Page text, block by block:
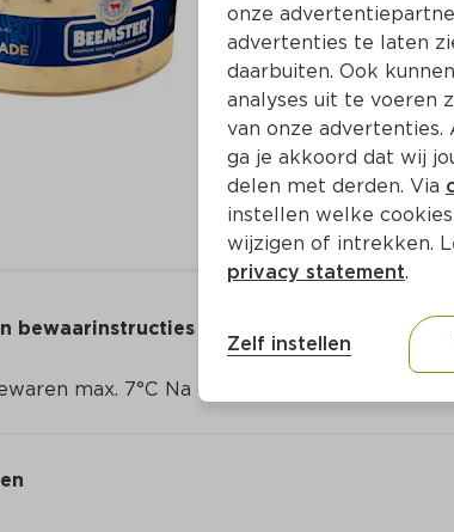
bewaarinstructies
max. 7°C Na openen beperkt houdbaar.
onze
advertenties te laten
daarbuiten. Ook
analyses uit te voeren
van onze advertenties.
ga je akkoord dat wij
delen met derden. Via
instellen welke
wijzigen of intrekken.
privacy statement.
Zelf instellen